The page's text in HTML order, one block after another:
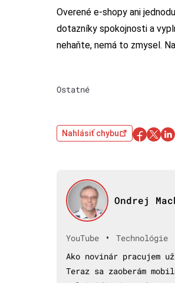
Overené e‑shopy ani
dotazníky spokojnosti a
nehaňte, nemá to zmysel.
Ostatné
Nahlásiť chybu
Ondrej
YouTube •
Technológie
Ako novinár pracujem
Teraz sa zaoberám